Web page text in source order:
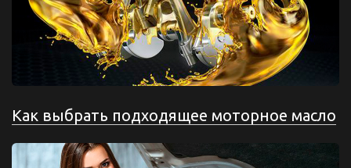
Как выбрать подходящее моторное масло